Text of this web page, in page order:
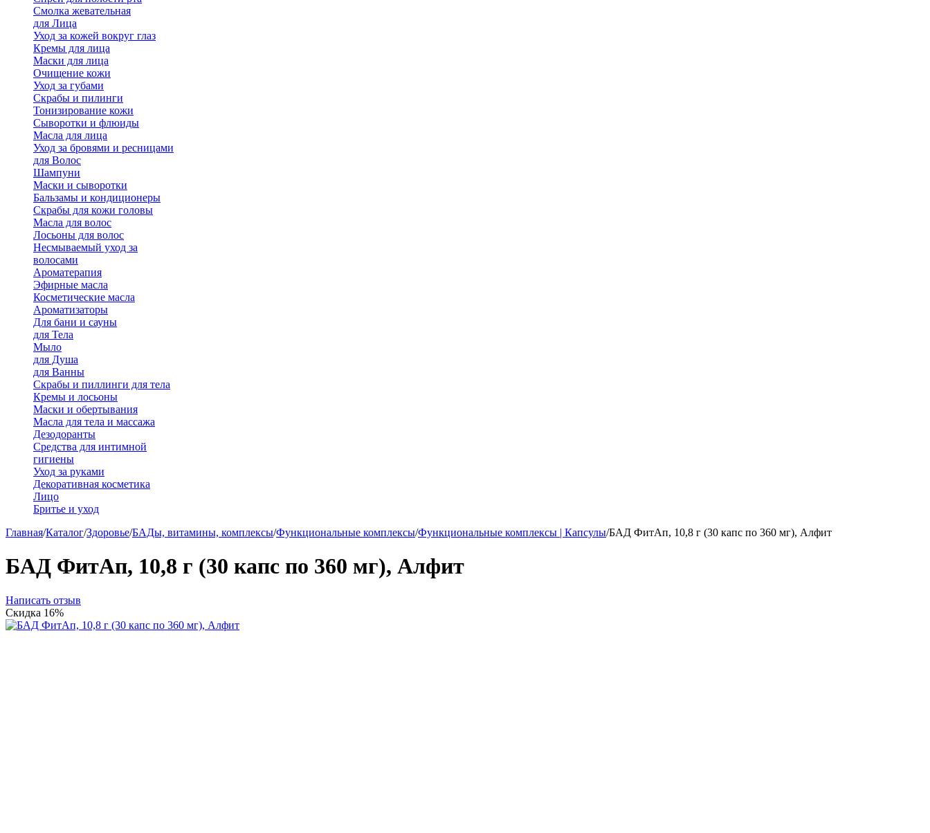
Смолка жевательная
для Лица
Уход за кожей вокруг глаз
Кремы для лица
Маски для лица
Очищение кожи
Уход за губами
Скрабы и пилинги
Тонизирование кожи
Сыворотки и флюиды
Масла для лица
Уход за бровями и ресницами
для Волос
Шампуни
Маски и сыворотки
Бальзамы и кондиционеры
Скрабы для кожи головы
Масла для волос
Лосьоны для волос
Несмываемый уход за
волосами
Ароматерапия
Эфирные масла
Косметические масла
Ароматизаторы
Для бани и сауны
для Тела
Мыло
для Душа
для Ванны
Скрабы и пиллинги для тела
Кремы и лосьоны
Маски и обертывания
Масла для тела и массажа
Дезодоранты
Средства для интимной
гигиены
Уход за руками
Декоративная косметика
Лицо
Бритье и уход
Главная/Каталог/Здоровье/БАДы, витамины, комплексы/Функциональные комплексы/Функциональные комплексы | Капсулы/БАД ФитАп, 10,8 г (30 капс по 360 мг), Алфит
БАД ФитАп, 10,8 г (30 капс по 360 мг), Алфит
Написать отзыв
Скидка 16%